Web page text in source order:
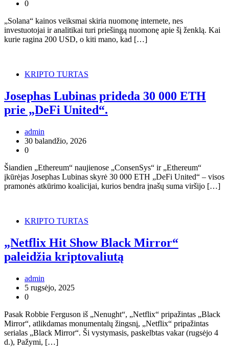
0
„Solana“ kainos veiksmai skiria nuomonę internete, nes
investuotojai ir analitikai turi priešingą nuomonę apie šį ženklą. Kai
kurie ragina 200 USD, o kiti mano, kad […]
KRIPTO TURTAS
Josephas Lubinas prideda 30 000 ETH
prie „DeFi United“.
admin
30 balandžio, 2026
0
Šiandien „Ethereum“ naujienose „ConsenSys“ ir „Ethereum“
įkūrėjas Josephas Lubinas skyrė 30 000 ETH „DeFi United“ – visos
pramonės atkūrimo koalicijai, kurios bendra įnašų suma viršijo […]
KRIPTO TURTAS
„Netflix Hit Show Black Mirror“
paleidžia kriptovaliutą
admin
5 rugsėjo, 2025
0
Pasak Robbie Ferguson iš „Nenught“, „Netflix“ pripažintas „Black
Mirror“, atlikdamas monumentalų žingsnį, „Netflix“ pripažintas
serialas „Black Mirror“. Ši vystymasis, paskelbtas vakar (rugsėjo 4
d.), Pažymi, […]